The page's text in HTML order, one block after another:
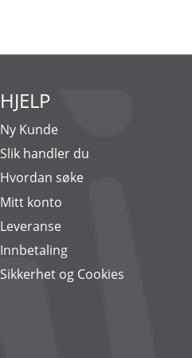
HJELP
Ny Kunde
Slik handler du
Hvordan søke
Mitt konto
Leveranse
Innbetaling
Sikkerhet og Cookies